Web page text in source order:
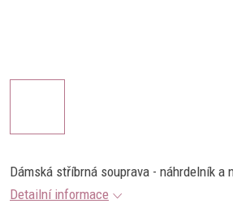
Dámská stříbrná souprava - náhrdelník a
Detailní informace